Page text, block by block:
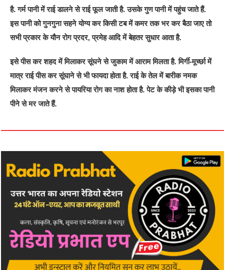
है. गर्म पानी में राई डालने से राई फूल जाती है. उसके गुण पानी में पहुंच जाते हैं.
इस पानी को गुनगुना सहने योग्य कर किसी टब में कमर तक भर कर बैठा जाए तो
सभी प्रकार के यौन रोग प्रदर, प्रमेह आदि में बेहतर सुधार आता है.
इसे पीस कर शहद में मिलाकर सूंघने से जुकाम में आराम मिलता है. मिर्गी-मूर्च्छा में
मात्र राई पीस कर सूंघाने से भी फायदा होता है. राई के तेल में बारीक नमक
मिलाकर मंजन करने से पायरिया रोग का नाश होता है. पेट के कीड़े भी इसका पानी
पीने से मर जाते हैं.